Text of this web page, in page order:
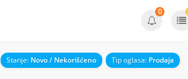
0
Stanje: Novo / Nekorišćeno Tip oglasa: Prodaja